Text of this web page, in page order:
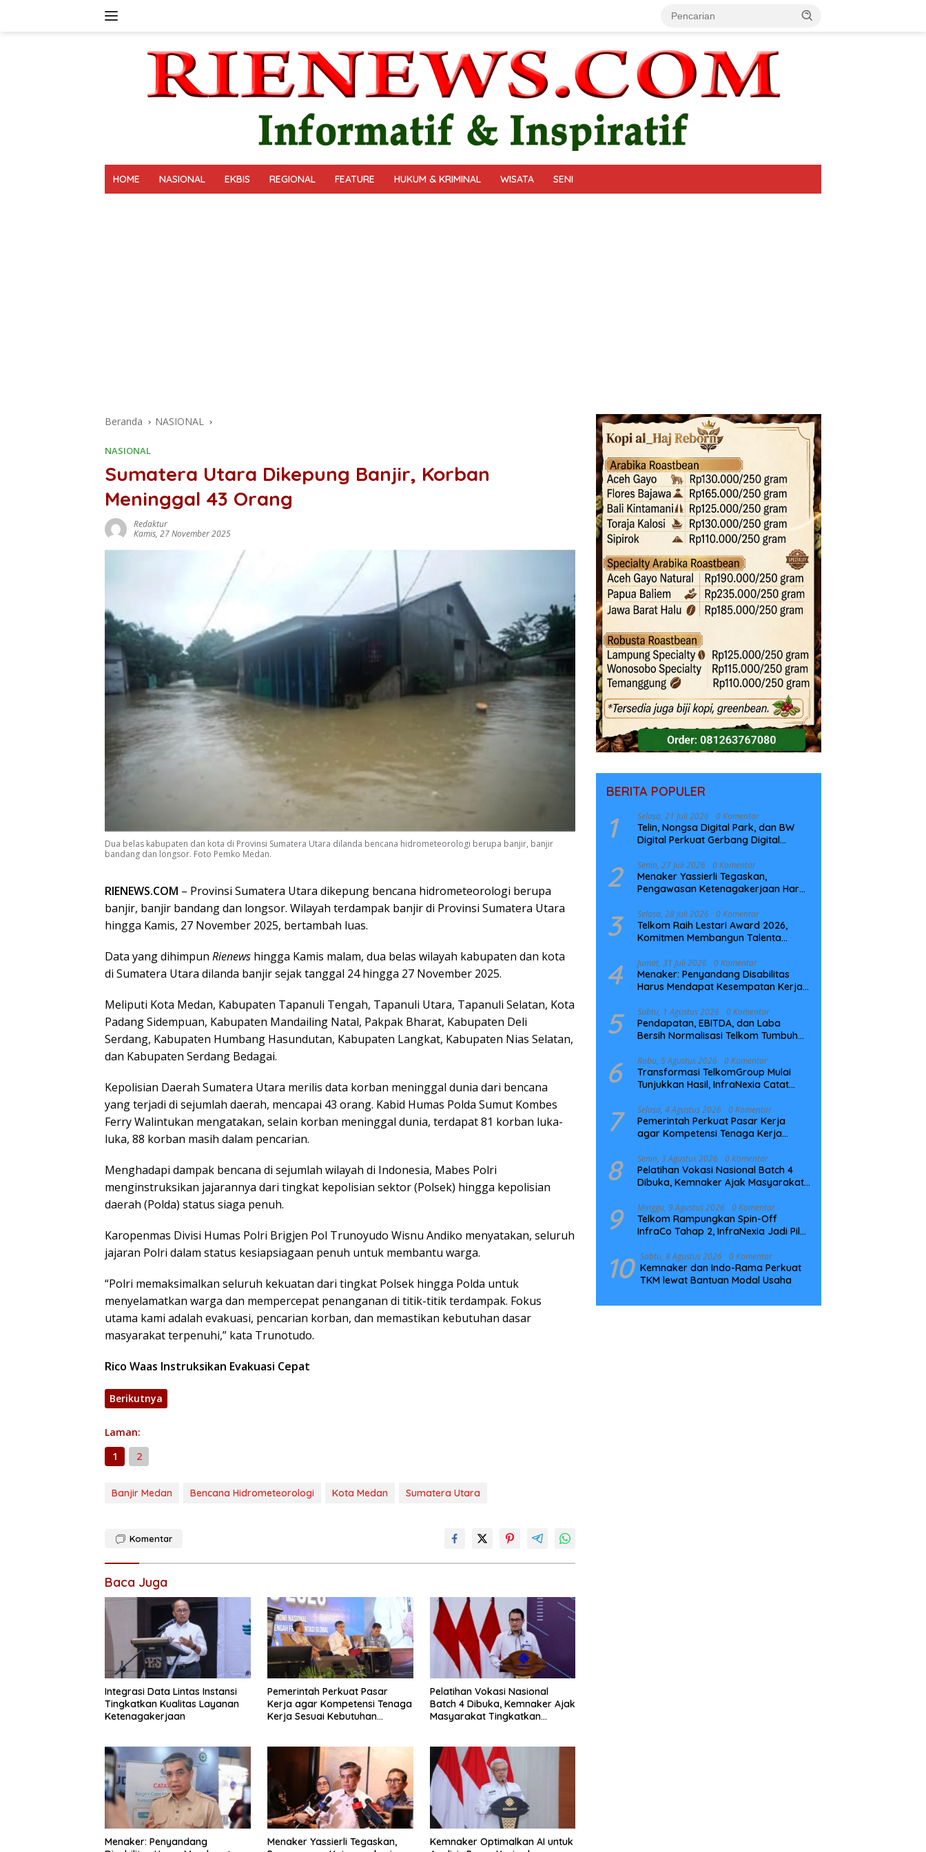
HOME NASIONAL EKBIS REGIONAL FEATURE HUKUM & KRIMINAL WISATA SENI
Beranda NASIONAL
NASIONAL
Sumatera Utara Dikepung Banjir, Korban
Meninggal 43 Orang
Redaktur
Kamis, 27 November 2025
Dua belas kabupaten dan kota di Provinsi Sumatera Utara dilanda bencana hidrometeorologi berupa banjir, banjir
bandang dan longsor. Foto Pemko Medan.
RIENEWS.COM – Provinsi Sumatera Utara dikepung bencana hidrometeorologi berupa
banjir, banjir bandang dan longsor. Wilayah terdampak banjir di Provinsi Sumatera Utara
hingga Kamis, 27 November 2025, bertambah luas.
Data yang dihimpun Rienews hingga Kamis malam, dua belas wilayah kabupaten dan kota
di Sumatera Utara dilanda banjir sejak tanggal 24 hingga 27 November 2025.
Meliputi Kota Medan, Kabupaten Tapanuli Tengah, Tapanuli Utara, Tapanuli Selatan, Kota
Padang Sidempuan, Kabupaten Mandailing Natal, Pakpak Bharat, Kabupaten Deli
Serdang, Kabupaten Humbang Hasundutan, Kabupaten Langkat, Kabupaten Nias Selatan,
dan Kabupaten Serdang Bedagai.
Kepolisian Daerah Sumatera Utara merilis data korban meninggal dunia dari bencana
yang terjadi di sejumlah daerah, mencapai 43 orang. Kabid Humas Polda Sumut Kombes
Ferry Walintukan mengatakan, selain korban meninggal dunia, terdapat 81 korban luka-
luka, 88 korban masih dalam pencarian.
Menghadapi dampak bencana di sejumlah wilayah di Indonesia, Mabes Polri
menginstruksikan jajarannya dari tingkat kepolisian sektor (Polsek) hingga kepolisian
daerah (Polda) status siaga penuh.
Karopenmas Divisi Humas Polri Brigjen Pol Trunoyudo Wisnu Andiko menyatakan, seluruh
jajaran Polri dalam status kesiapsiagaan penuh untuk membantu warga.
“Polri memaksimalkan seluruh kekuatan dari tingkat Polsek hingga Polda untuk
menyelamatkan warga dan mempercepat penanganan di titik-titik terdampak. Fokus
utama kami adalah evakuasi, pencarian korban, dan memastikan kebutuhan dasar
masyarakat terpenuhi,” kata Trunotudo.
Rico Waas Instruksikan Evakuasi Cepat
Berikutnya
Laman:
1
2
Banjir Medan Bencana Hidrometeorologi Kota Medan Sumatera Utara
Komentar
Baca Juga
Integrasi Data Lintas Instansi
Tingkatkan Kualitas Layanan
Ketenagakerjaan
Pemerintah Perkuat Pasar
Kerja agar Kompetensi Tenaga
Kerja Sesuai Kebutuhan
Pelatihan Vokasi Nasional
Batch 4 Dibuka, Kemnaker Ajak
Masyarakat Tingkatkan
Menaker: Penyandang
Menaker Yassierli Tegaskan,
Kemnaker Optimalkan AI untuk
BERITA POPULER
1 Selasa, 21 Juli 2026 0 Komentar
Telin, Nongsa Digital Park, dan BW
Digital Perkuat Gerbang Digital
NCC
2 Senin, 27 Juli 2026 0 Komentar
Menaker Yassierli Tegaskan,
Pengawasan Ketenagakerjaan Harus
3 Selasa, 28 Juli 2026 0 Komentar
Telkom Raih Lestari Award 2026,
Komitmen Membangun Talenta
4 Jumat, 31 Juli 2026 0 Komentar
Menaker: Penyandang Disabilitas
Harus Mendapat Kesempatan Kerja
5 Sabtu, 1 Agustus 2026 0 Komentar
Pendapatan, EBITDA, dan Laba
Bersih Normalisasi Telkom Tumbuh
6 Rabu, 5 Agustus 2026 0 Komentar
Transformasi TelkomGroup Mulai
Tunjukkan Hasil, InfraNexia Catat
Digital Nasional
7 Selasa, 4 Agustus 2026 0 Komentar
Pemerintah Perkuat Pasar Kerja
agar Kompetensi Tenaga Kerja
8 Senin, 3 Agustus 2026 0 Komentar
Pelatihan Vokasi Nasional Batch 4
Dibuka, Kemnaker Ajak Masyarakat
9 Minggu, 9 Agustus 2026 0 Komentar
Telkom Rampungkan Spin-Off
InfraCo Tahap 2, InfraNexia Jadi Pilar
10 Sabtu, 8 Agustus 2026 0 Komentar
Kemnaker dan Indo-Rama Perkuat
TKM lewat Bantuan Modal Usaha